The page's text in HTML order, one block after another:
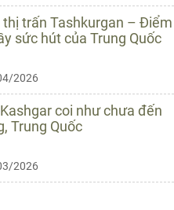
thị trấn Tashkurgan – Điểm
sức hút của Trung Quốc
2026
coi như chưa đến
Trung Quốc
2026